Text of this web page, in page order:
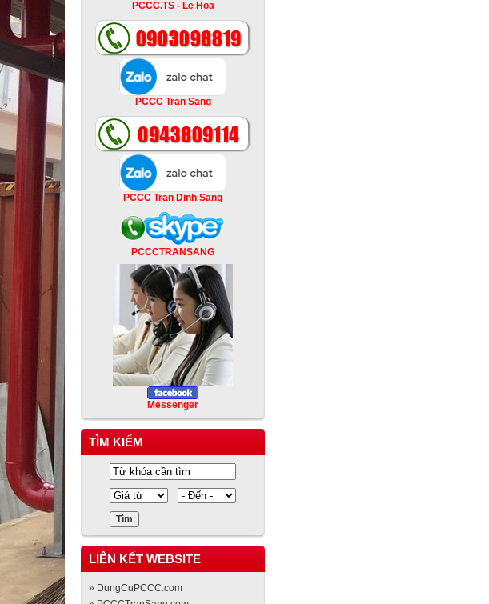
PCCC.TS - Le Hoa
PCCC Tran Sang
PCCC Tran Dinh Sang
PCCCTRANSANG
Messenger
TÌM KIẾM
LIÊN KẾT WEBSITE
» DungCuPCCC.com